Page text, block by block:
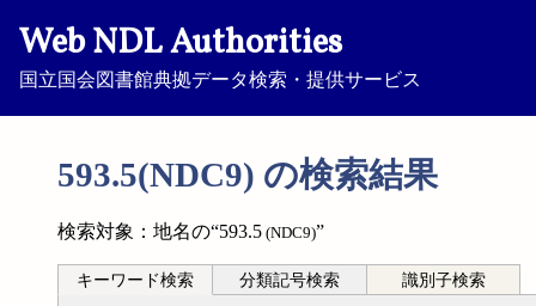
Web NDL Authorities
国立国会図書館典拠データ検索・提供サービス
593.5(NDC9) の検索結果
検索対象：地名の“593.5 (NDC9)”
キーワード検索 分類記号検索 識別子検索